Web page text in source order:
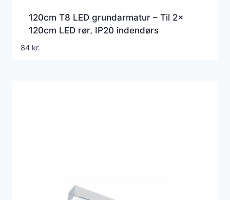
120cm T8 LED grundarmatur – Til 2x
120cm LED rør, IP20 indendørs
84 kr.